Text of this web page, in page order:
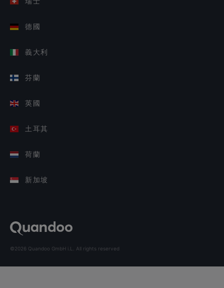
德國
義大利
芬蘭
英國
土耳其
荷蘭
新加坡
©2026 Quandoo GmbH i.L. All rights reserved